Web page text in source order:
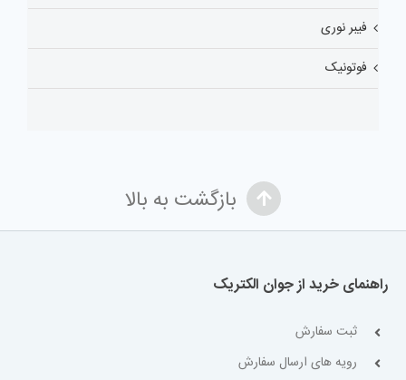
فیبر نوری
فوتونیک
بازگشت به بالا
راهنمای خرید از جوان الکتریک
ثبت سفارش
رویه های ارسال سفارش